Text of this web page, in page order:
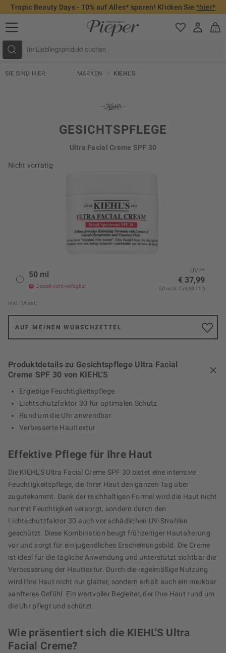
Tropic Beauty Days - 10% auf Alles* sparen! Klicken Sie *hier*
SIE SIND HIER: MARKEN KIEHL'S
Nicht vorrätig
GESICHTSPFLEGE
Ultra Facial Creme SPF 30
50 ml
Derzeit nicht verfügbar
UVP*
€ 37,99
50 ml (€ 759,80 / 1 l)
inkl. Mwst.
AUF MEINEN WUNSCHZETTEL
Produktdetails zu Gesichtspflege Ultra Facial
Creme SPF 30 von KIEHL'S
Ergiebige Feuchtigkeitspflege
Lichtschutzfaktor 30 für optimalen Schutz
Rund um die Uhr anwendbar
Verbesserte Hauttextur
Effektive Pflege für Ihre Haut
Die KIEHL'S Ultra Facial Creme SPF 30 bietet eine intensive
Feuchtigkeitspflege, die Ihrer Haut den ganzen Tag über
zugutekommt. Dank der reichhaltigen Formel wird die Haut nicht
nur mit Feuchtigkeit versorgt, sondern durch den
Lichtschutzfaktor 30 auch vor schädlichen UV-Strahlen
geschützt. Diese Kombination beugt frühzeitiger Hautalterung
vor und sorgt für ein jugendliches Erscheinungsbild. Die Creme
ist ideal für die tägliche Anwendung und unterstützt sichtbar die
Verbesserung der Hauttextur. Durch die regelmäßige Nutzung
wird Ihre Haut nicht nur glatter, sondern erhält auch ein merkbar
sanfteres Gefühl. Ein wertvoller Begleiter, der Ihre Haut rund um
die Uhr pflegt und schützt.
Wie präsentiert sich die KIEHL'S Ultra
Facial Creme?